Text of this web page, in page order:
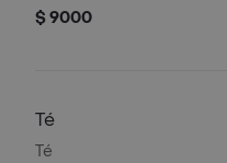
$ 9000
Té
Té